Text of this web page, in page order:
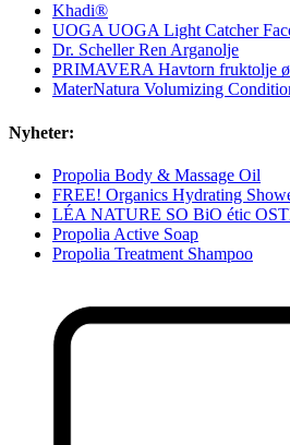
Khadi®
UOGA UOGA Light Catcher
Dr. Scheller Ren Arganolje
PRIMAVERA Havtorn fruktolje
MaterNatura Volumizing
Nyheter:
Propolia Body & Massage Oil
FREE! Organics Hydrating
LÉA NATURE SO BiO étic
Propolia Active Soap
Propolia Treatment Shampoo